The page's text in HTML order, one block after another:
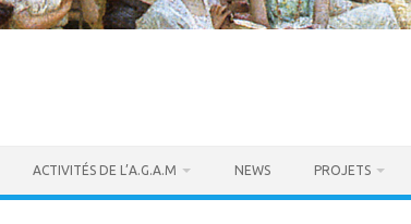
ACTIVITÉS DE L’A.G.A.M NEWS PROJETS